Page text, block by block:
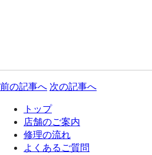
前の記事へ 次の記事へ
トップ
店舗のご案内
修理の流れ
よくあるご質問